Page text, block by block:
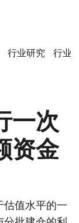
行业研究 行业
一次
资金
估值水平的一